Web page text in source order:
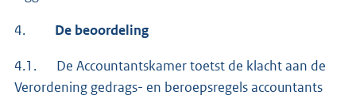
4. De beoordeling
4.1. De Accountantskamer toetst de klacht aan de
Verordening gedrags- en beroepsregels accountants